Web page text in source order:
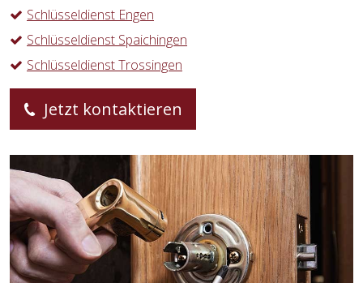
Schlüsseldienst Engen
Schlüsseldienst Spaichingen
Schlüsseldienst Trossingen
Jetzt kontaktieren